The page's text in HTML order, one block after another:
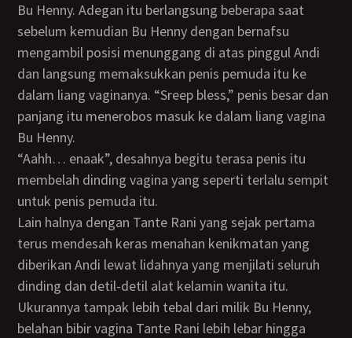
Bu Henny. Adegan itu berlangsung beberapa saat
sebelum kemudian Bu Henny dengan bernafsu
mengambil posisi menunggang di atas pinggul Andi
dan langsung memaksukkan penis pemuda itu ke
dalam liang vaginanya. “Sreep bless,” penis besar dan
panjang itu menerobos masuk ke dalam liang vagina
Bu Henny.
“aahh… enaak”, desahnya begitu terasa penis itu
membelah dinding vagina yang seperti terlalu sempit
untuk penis pemuda itu.
Lain halnya dengan Tante Rani yang sejak pertama
terus mendesah keras menahan kenikmatan yang
diberikan Andi lewat lidahnya yang menjilati seluruh
dinding dan detil-detil alat kelamin wanita itu.
Ukurannya tampak lebih tebal dari milik Bu Henny,
belahan bibir vagina Tante Rani lebih lebar hingga